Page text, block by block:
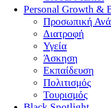
Personal Growth &
Προσωπική
Διατροφή
Υγεία
Άσκηση
Εκπαίδευση
Πολιτισμός
Τουρισμός